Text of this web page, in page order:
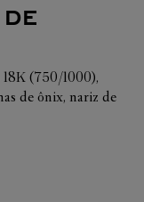
(750/1000),
de ônix, nariz de